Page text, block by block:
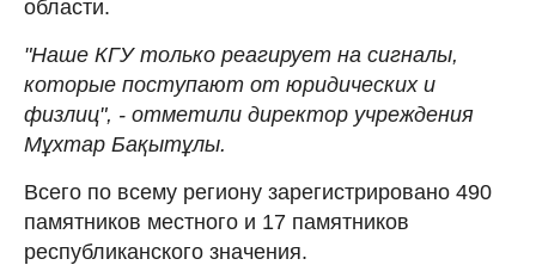
области.
"Наше КГУ только реагирует на сигналы,
которые поступают от юридических и
физлиц", - отметили директор учреждения
Мұхтар Бақытұлы.
Всего по всему региону зарегистрировано 490
памятников местного и 17 памятников
республиканского значения.